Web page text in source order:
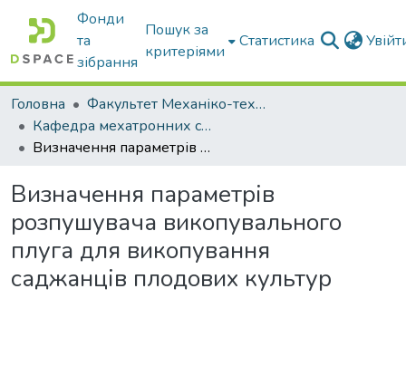
Фонди
та
зібрання
Пошук за
критеріями
Статистика
Головна
Факультет Механіко-технологічний
Кафедра мехатронних систем тракторів та сільскогосподарських машин
Визначення параметрів розпушувача викопувального плуга для викопування саджанців плодових культур
Визначення параметрів
розпушувача викопувального
плуга для викопування
саджанців плодових культур